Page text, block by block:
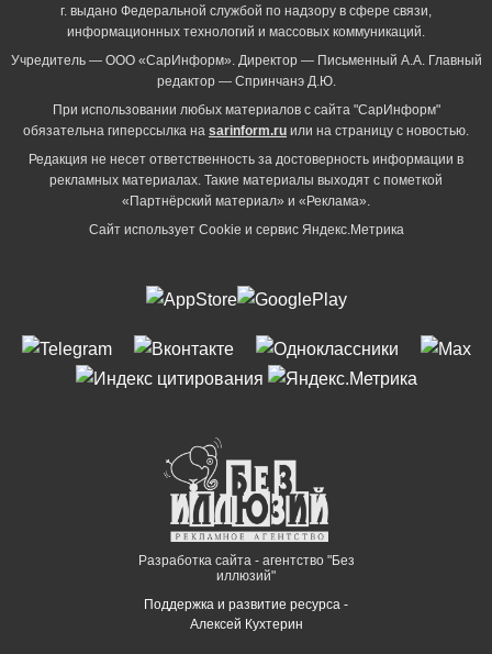
г. выдано Федеральной службой по надзору в сфере связи,
информационных технологий и массовых коммуникаций.
Учредитель — ООО «СарИнформ». Директор — Письменный А.А. Главный
редактор — Спринчанэ Д.Ю.
При использовании любых материалов с сайта "СарИнформ"
обязательна гиперссылка на sarinform.ru или на страницу с новостью.
Редакция не несет ответственность за достоверность информации в
рекламных материалах. Такие материалы выходят с пометкой
«Партнёрский материал» и «Реклама».
Сайт использует Cookie и сервиc Яндекс.Метрика
Разработка сайта - агентство "Без
иллюзий"
Поддержка и развитие ресурса -
Алексей Кухтерин